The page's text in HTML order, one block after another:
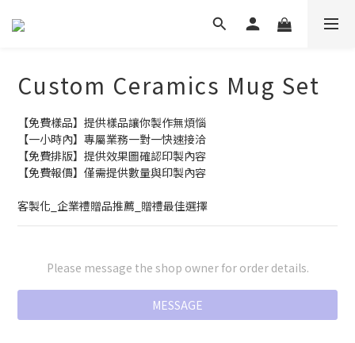
Custom Ceramics Mug Set
【免費樣品】提供樣品讓你製作無煩惱
【一小時內】專屬業務一對一快速接洽
【免費排版】提供效果圖確認印製內容
【免費報價】僅需提供數量與印製內容
客製化_企業禮贈品推薦_贈禮最佳選擇
Please message the shop owner for order details.
MESSAGE